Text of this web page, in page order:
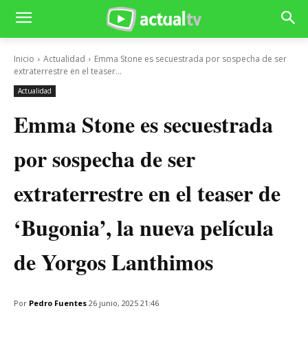
Inicio Actualidad
Emma Stone es secuestrada por sospecha de ser
extraterrestre en el teaser...
Actualidad
Emma Stone es secuestrada
por sospecha de ser
extraterrestre en el teaser de
‘Bugonia’, la nueva película
de Yorgos Lanthimos
Por Pedro Fuentes 26 junio, 2025 21:46